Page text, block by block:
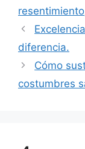
resentimiento
diferencia.
Cómo
costumbres